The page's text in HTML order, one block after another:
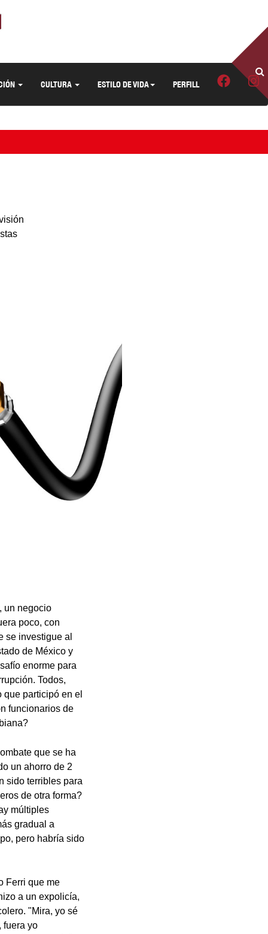
CULTURA ESTILO DE VIDA PERFILL
un negocio
poco, con
se investigue al
de México y
enorme para
Todos,
participó en el
funcionarios de
que se ha
un ahorro de 2
sido terribles para
de otra forma?
múltiples
gradual a
pero habría sido
Ferri que me
a un expolicía,
"Mira, yo sé
fuera yo